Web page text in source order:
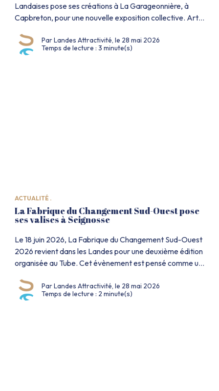
Landaises pose ses créations à La Garageonnière, à
Capbreton, pour une nouvelle exposition collective. Art,
dans une ambiance originale. Pendant trois jours, le
public pourra découvrir des pièces uniques fabriquées
Par Landes Attractivité, le 28 mai 2026
Temps de lecture : 3 minute(s)
ACTUALITÉ .
La Fabrique du Changement Sud-Ouest pose
ses valises à Seignosse
Le 18 juin 2026, La Fabrique du Changement Sud-Ouest
2026 revient dans les Landes pour une deuxième édition
organisée au Tube. Cet évènement est pensé comme un
réunira managers, dirigeants, responsables RH et
acteurs du changement venus de tout le Sud-Ouest.
Par Landes Attractivité, le 28 mai 2026
Temps de lecture : 2 minute(s)